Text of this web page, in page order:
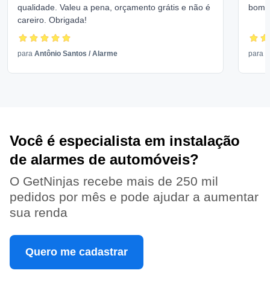
qualidade. Valeu a pena, orçamento grátis e não é
careiro. Obrigada!
para Antônio Santos / Alarme
bom
para
Você é especialista em instalação
de alarmes de automóveis?
O GetNinjas recebe mais de 250 mil
pedidos por mês e pode ajudar a aumentar
sua renda
Quero me cadastrar